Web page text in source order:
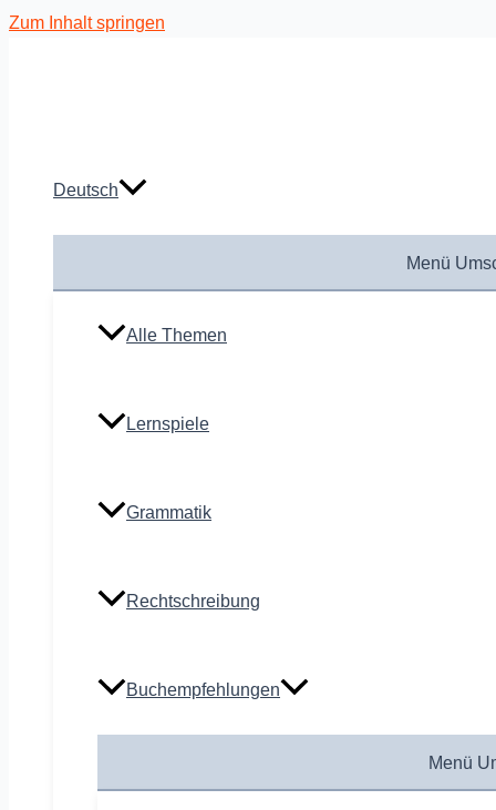
Zum Inhalt springen
Deutsch
Menü
Alle Themen
Lernspiele
Grammatik
Rechtschreibung
Buchempfehlungen
Menü